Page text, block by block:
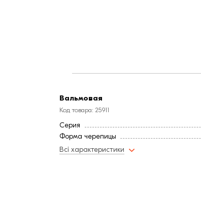
Вальмовая
Код товара: 25911
Серия
Форма черепицы
Всі характеристики